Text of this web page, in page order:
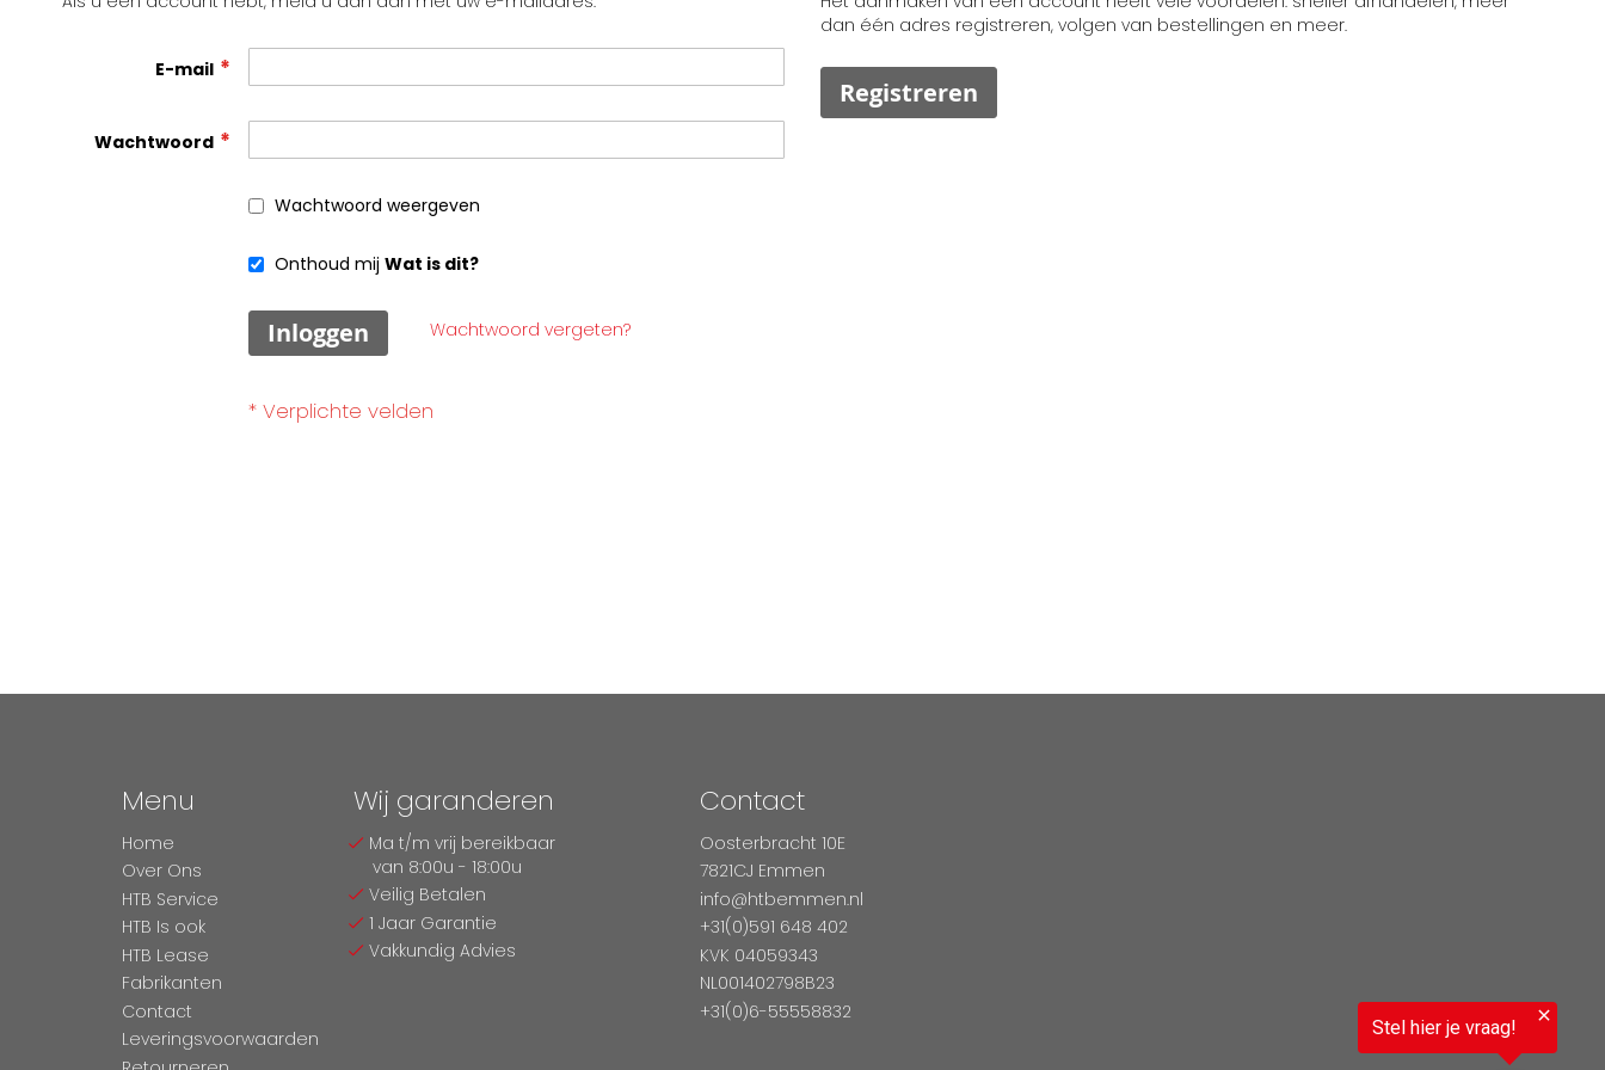
E-mail
Wachtwoord
Wachtwoord weergeven
Onthoud mij Wat is dit?
Inloggen Wachtwoord vergeten?
dan één adres registreren, volgen van bestellingen en meer.
Registreren
Menu
Home
Over Ons
HTB Service
HTB Is ook
HTB Lease
Fabrikanten
Contact
Leveringsvoorwaarden
Wij garanderen
Ma t/m vrij bereikbaar
van 8:00u - 18:00u
Veilig Betalen
1 Jaar Garantie
Vakkundig Advies
Contact
Oosterbracht 10E
7821CJ Emmen
info@htbemmen.nl
+31(0)591 648 402
KVK 04059343
NL001402798B23
+31(0)6-55558832